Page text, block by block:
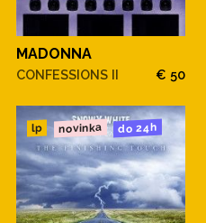
MADONNA
CONFESSIONS II € 50
lp novinka do 24h